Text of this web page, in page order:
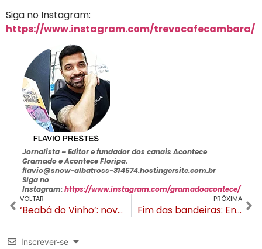
Siga no Instagram:
https://www.instagram.com/trevocafecambara/
Jornalista –Editor e fundador dos canais Acontece
Gramado e Acontece Floripa.
flavio@snow-albatross-314574.hostingersite.com.br
Siga no
Instagram:https://www.instagram.com/gramadoacontece/
VOLTAR
‘Beabá do Vinho’: novo curso exclusivo para mulheres tem inscrições abertas
PRÓXIMA
Fim das bandeiras: Entenda o novo modelo de distanciamento do RS
Inscrever-se